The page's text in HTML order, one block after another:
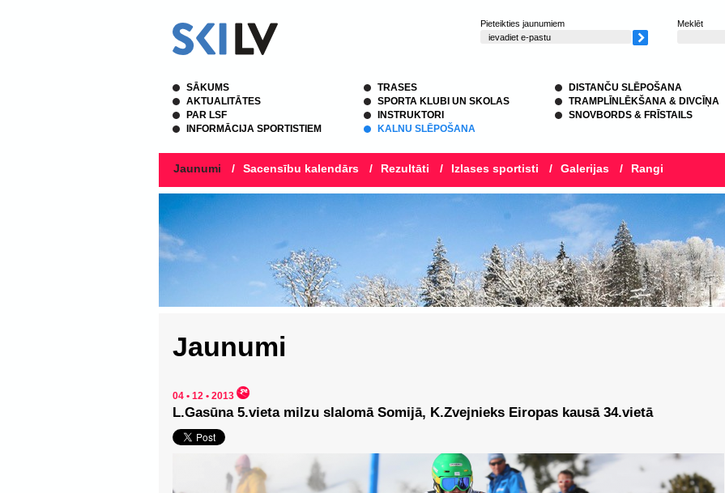
Pieteikties jaunumiem Meklēt
SĀKUMS
AKTUALITĀTES
PAR LSF
INFORMĀCIJA SPORTISTIEM
TRASES
SPORTA KLUBI UN SKOLAS
INSTRUKTORI
KALNU SLĒPOŠANA
DISTANČU SLĒPOŠANA
TRAMPLĪNLĒKŠANA & DIVCĪŅA
SNOVBORDS & FRĪSTAILS
Jaunumi / Sacensību kalendārs / Rezultāti / Izlases sportisti / Galerijas / Rangi
Jaunumi
04 • 12 • 2013
L.Gasūna 5.vieta milzu slalomā Somijā, K.Zvejnieks Eiropas kausā 34.vietā